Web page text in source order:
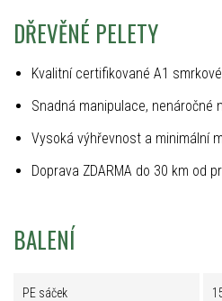
DŘEVĚNÉ PELETY
Kvalitní certifikované A1
Snadná manipulace, nenáročné
Vysoká výhřevnost a minimální
Doprava ZDARMA do 30 km od
BALENÍ
PE sáček